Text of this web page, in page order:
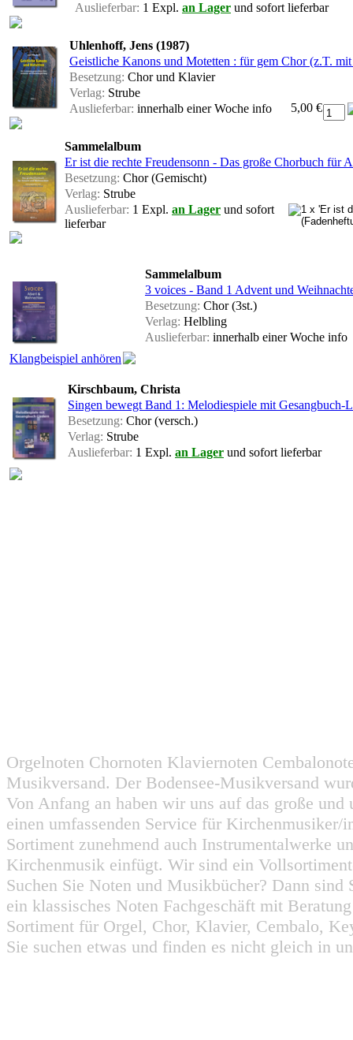
Auslieferbar: 1 Expl. an Lager und sofort lieferbar
Uhlenhoff, Jens (1987)
Geistliche Kanons und Motetten : für gem Chor (z.T.
Besetzung: Chor und Klavier
Verlag: Strube
Auslieferbar: innerhalb einer Woche info 5,00 €
Sammelalbum
Er ist die rechte Freudensonn - Das große Chorbuch für
Besetzung: Chor (Gemischt)
Verlag: Strube
Auslieferbar: 1 Expl. an Lager und sofort
lieferbar
Klangbeispiel anhören
Sammelalbum
3 voices - Band 1 Advent und
Besetzung: Chor (3st.)
Verlag: Helbling
Auslieferbar: innerhalb einer Woche info
Kirschbaum, Christa
Singen bewegt Band 1: Melodiespiele mit Gesangbuch-
Besetzung: Chor (versch.)
Verlag: Strube
Auslieferbar: 1 Expl. an Lager und sofort lieferbar
Orgelnoten Chornoten Klaviernoten
Musikversand. Der Bodensee-Musikversand
Von Anfang an haben wir uns auf das große
einen umfassenden Service für
Sortiment zunehmend auch Instrumentalwerke
Kirchenmusik einfügt. Wir sind ein
Suchen Sie Noten und Musikbücher? Dann
ein klassisches Noten Fachgeschäft mit
Sortiment für Orgel, Chor, Klavier, Cembalo,
Sie suchen etwas und finden es nicht gleich in